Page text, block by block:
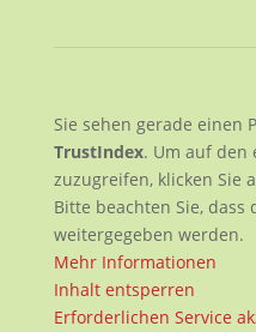
Sie sehen gerade einen
TrustIndex. Um auf den
zuzugreifen, klicken Sie
Bitte beachten Sie,
weitergegeben werden.
Mehr Informationen
Inhalt entsperren
Erforderlichen Service